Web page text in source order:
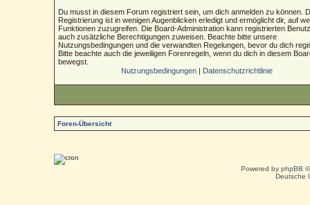
Du musst in diesem Forum registriert sein, um dich anmelden zu können.
Registrierung ist in wenigen Augenblicken erledigt und ermöglicht dir, auf
Funktionen zuzugreifen. Die Board-Administration kann registrierten
auch zusätzliche Berechtigungen zuweisen. Beachte bitte unsere
Nutzungsbedingungen und die verwandten Regelungen, bevor du dich
Bitte beachte auch die jeweiligen Forenregeln, wenn du dich in diesem
bewegst.
Nutzungsbedingungen| Datenschutzrichtlinie
Foren-Übersicht
Powered by phpBB
Deutsche